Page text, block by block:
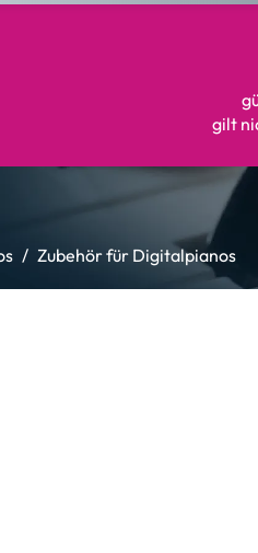
gilt
Zubehör für Digitalpianos